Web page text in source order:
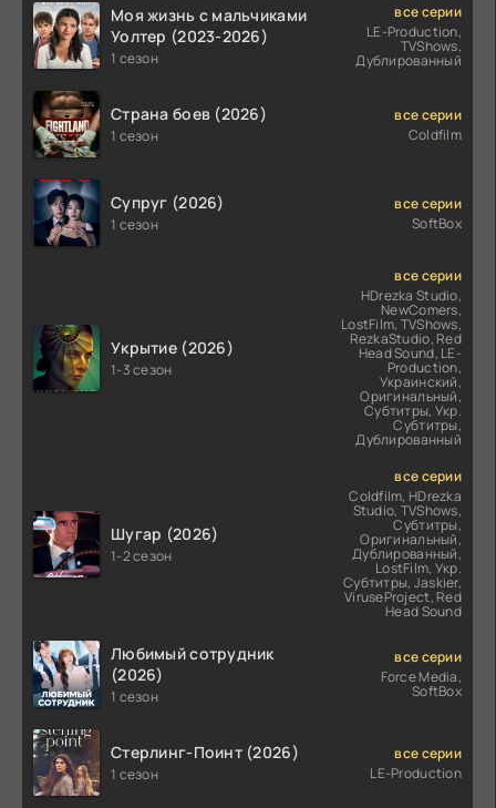
Моя жизнь с мальчиками
Уолтер (2023-2026)
1 сезон
все серии
LE-Production,
TVShows,
Дублированный
Страна боев (2026)
1 сезон
все серии
Coldfilm
Супруг (2026)
1 сезон
все серии
SoftBox
Укрытие (2026)
1-3 сезон
все серии
HDrezka Studio,
NewComers,
LostFilm, TVShows,
RezkaStudio, Red
Head Sound, LE-
Production,
Украинский,
Оригинальный,
Субтитры, Укр.
Субтитры,
Дублированный
Шугар (2026)
1-2 сезон
все серии
Coldfilm, HDrezka
Studio, TVShows,
Субтитры,
Оригинальный,
Дублированный,
LostFilm, Укр.
Субтитры, Jaskier,
ViruseProject, Red
Head Sound
Любимый сотрудник
(2026)
1 сезон
все серии
Force Media,
SoftBox
Стерлинг-Поинт (2026)
1 сезон
все серии
LE-Production